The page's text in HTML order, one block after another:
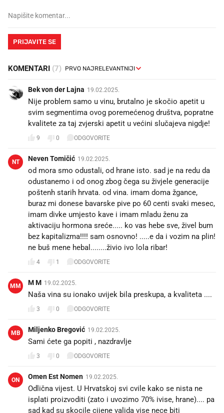
PRIJAVITE SE
KOMENTARI (7)
Bek von der Lajna 19.02.2025.
Nije problem samo u vinu, brutalno je skočio apetit u
svim segmentima ovog poremećenog društva, popratne
kvalitete za taj zvjerski apetit u većini slučajeva nigdje!
9 0 ODGOVORITE
NT Neven Tomičić 19.02.2025.
od mora smo odustali, od hrane isto. sad je na redu da
odustanemo i od onog zbog čega su živjele generacije
poštenh starih hrvata. od vina. imam doma žgance,
buraz mi donese bavarske pive po 60 centi svaki mesec,
imam divke umjesto kave i imam mladu ženu za
aktivaciju hormona sreće..... ko vas hebe sve, živel bum
bez kapitalizma!!!! sam osnovno! .....e da i vozim na plin!
ne buš mene hebal........živio ivo lola ribar!
4 1 ODGOVORITE
MM M M 19.02.2025.
Naša vina su ionako uvijek bila preskupa, a kvaliteta ....
3 0 ODGOVORITE
MB Miljenko Bregović 19.02.2025.
Sami ćete ga popiti , nazdravlje
3 0 ODGOVORITE
ON Omen Est Nomen 19.02.2025.
Odlična vijest. U Hrvatskoj svi cvile kako se nista ne
isplati proizvoditi (zato i uvozimo 70% ivise, hrane).... pa
sad kad su skocile cijene valjda vise nece biti